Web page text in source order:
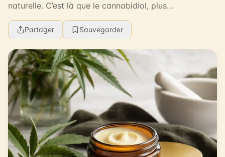
naturelle. C’est là que le cannabidiol, plus
communément appelé CBD, entre en scène. Le CBD,
ce... Partager Sauvegarder